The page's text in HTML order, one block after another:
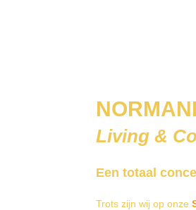
Living &
Een totaal
Trots zijn wij op onze